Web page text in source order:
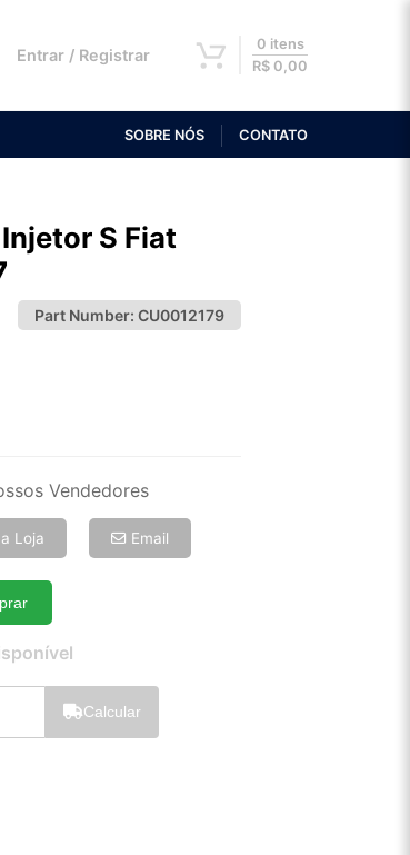
Entrar / Registrar
0 itens
R$ 0,00
SOBRE NÓS CONTATO
S Fiat
Part Number: CU0012179
R$ 7,26
R$ 5,93
R$ 5,07
Vendedores
Loja Email
Calcular